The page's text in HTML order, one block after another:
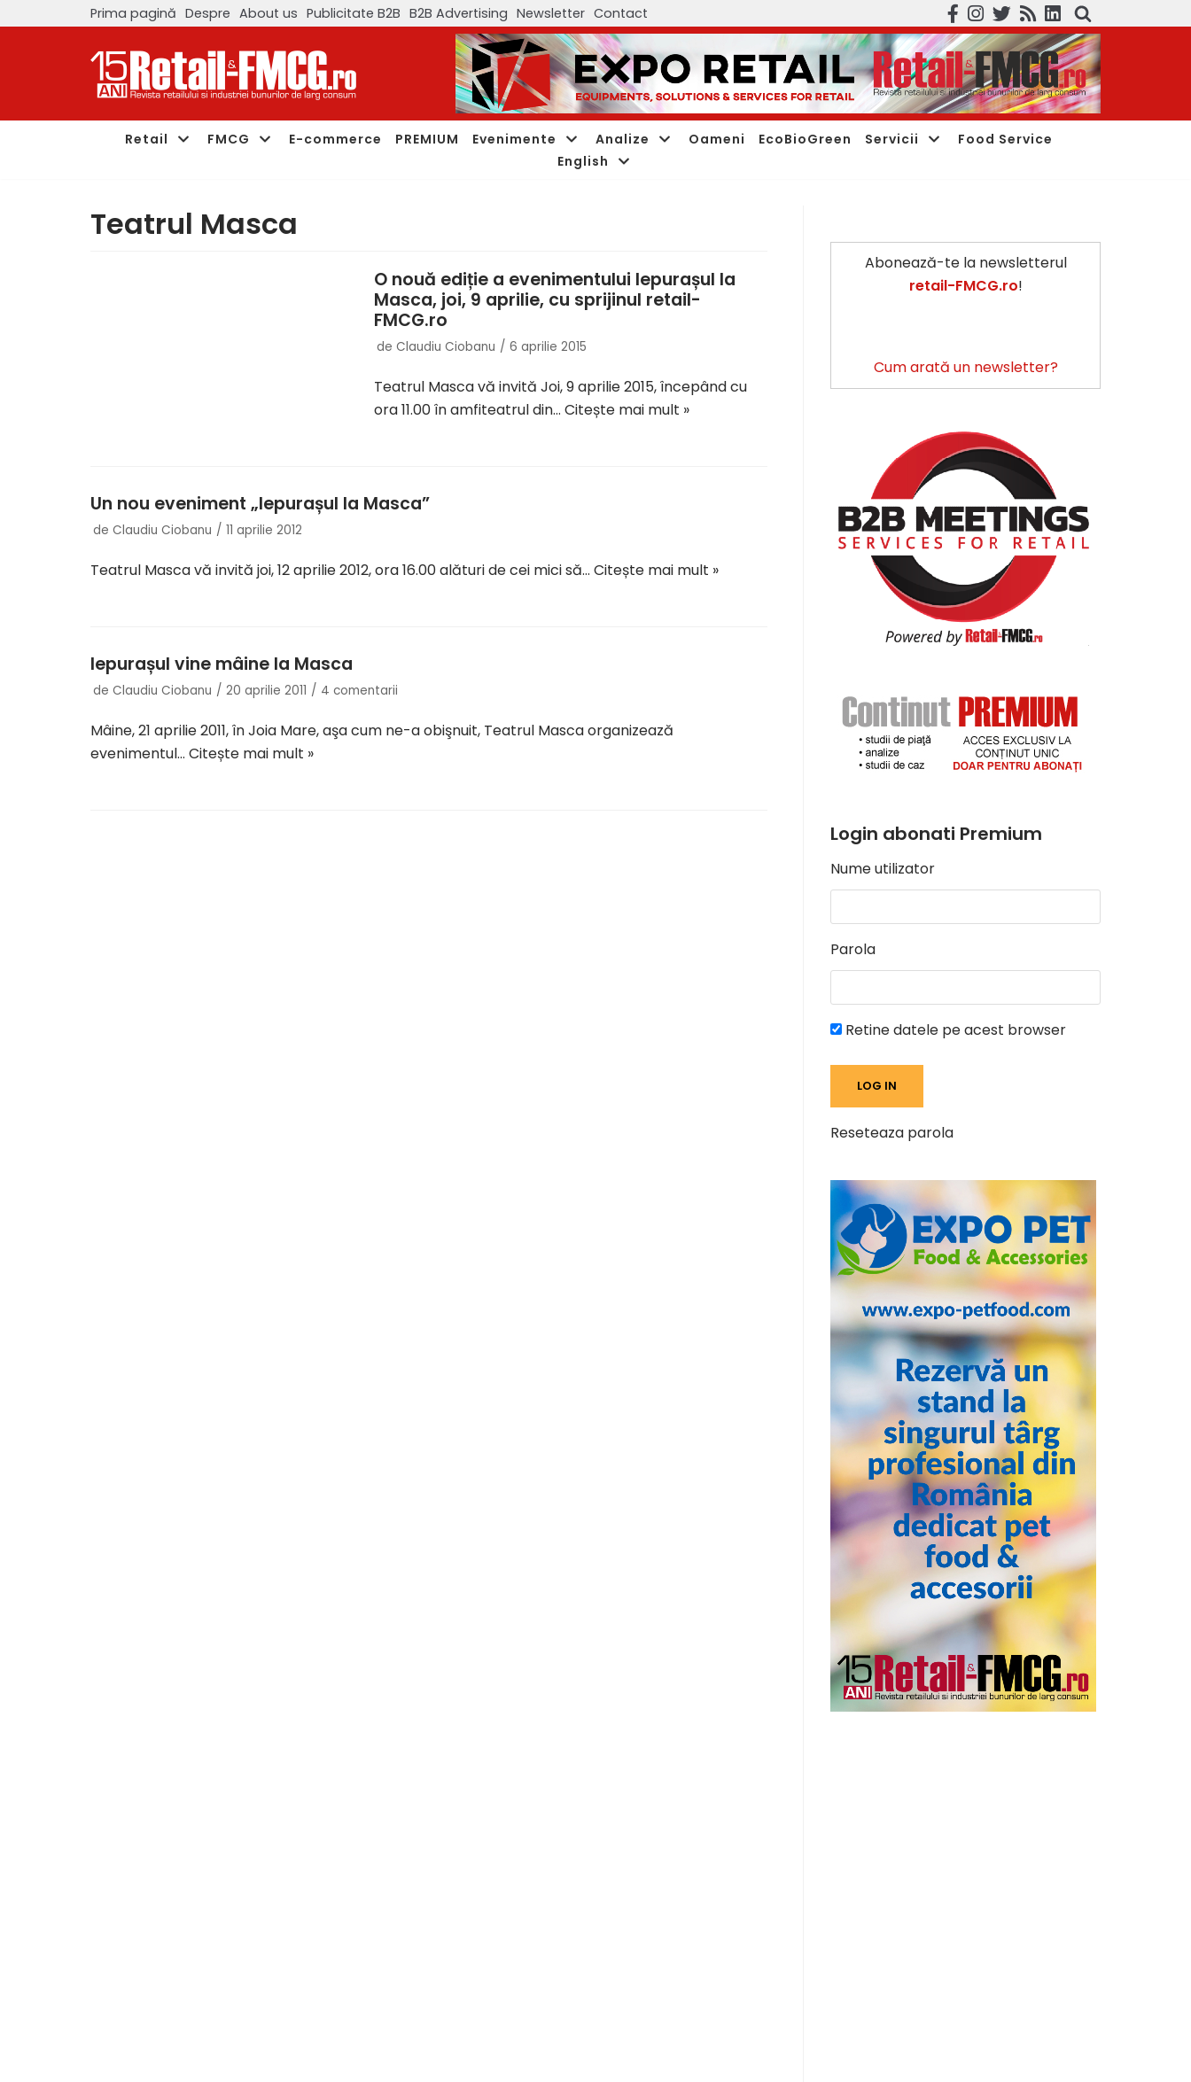
Prima pagină Despre About us Publicitate B2B B2B Advertising Newsletter Contact
Retail FMCG E-commerce PREMIUM Evenimente Analize Oameni EcoBioGreen Servicii
Food Service
English
Teatrul Masca
O nouă ediție a evenimentului Iepurașul la
Masca, joi, 9 aprilie, cu sprijinul retail-
FMCG.ro
de Claudiu Ciobanu 6 aprilie 2015
Teatrul Masca vă invită Joi, 9 aprilie 2015, începând cu
ora 11.00 în amfiteatrul din… Citește mai mult »
Un nou eveniment „Iepurașul la Masca”
de Claudiu Ciobanu 11 aprilie 2012
Teatrul Masca vă invită joi, 12 aprilie 2012, ora 16.00 alături de cei mici să… Citește mai mult »
Iepurașul vine mâine la Masca
de Claudiu Ciobanu 20 aprilie 2011 4 comentarii
Mâine, 21 aprilie 2011, în Joia Mare, aşa cum ne-a obişnuit, Teatrul Masca organizează
evenimentul… Citește mai mult »
Abonează-te la newsletterul
retail-FMCG.ro!
Cum arată un newsletter?
Login abonati Premium
Nume utilizator
Parola
Retine datele pe acest browser
Reseteaza parola